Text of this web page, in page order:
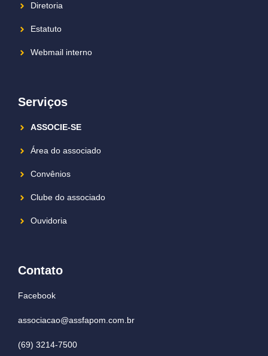
Diretoria
Estatuto
Webmail interno
Serviços
ASSOCIE-SE
Área do associado
Convênios
Clube do associado
Ouvidoria
Contato
Facebook
associacao@assfapom.com.br
(69) 3214-7500